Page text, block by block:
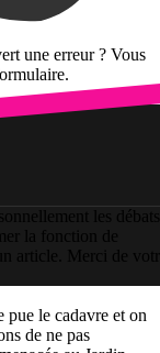
une erreur ? Vous
les débats
la fonction de
article. Merci de
pue le cadavre et on
de ne pas